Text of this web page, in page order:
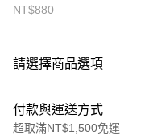
NT$880
請選擇商品選項
付款與運送方式
超取滿NT$1,500免運